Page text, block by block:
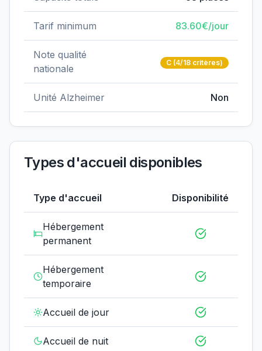
Tarif minimum 83.60€/jour
Note qualité
nationale
C (4/18 critères)
Unité Alzheimer Non
Types d'accueil disponibles
Type d'accueil Disponibilité
Hébergement
permanent
Hébergement
temporaire
Accueil de jour
Accueil de nuit